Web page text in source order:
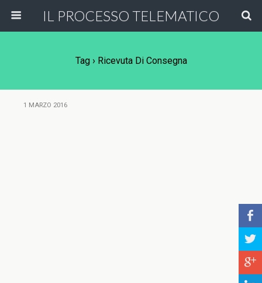
IL PROCESSO TELEMATICO
Tag › Ricevuta Di Consegna
1 MARZO 2016
b
a
c